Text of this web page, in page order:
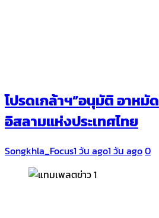
โปรดเกล้าฯ”อนุมัติ อาหมั
อิสลามแห่งประเทศไทย
Songkhla_Focus1 วัน ago1 วัน ago0